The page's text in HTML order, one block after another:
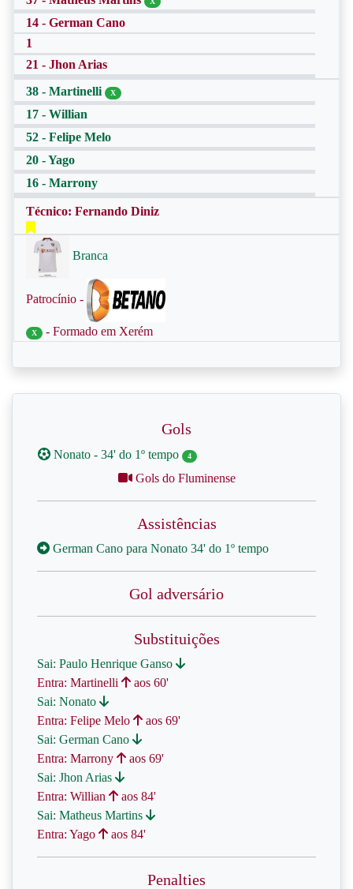
14 - German Cano
1
21 - Jhon Arias
38 - Martinelli
X
17 - Willian
52 - Felipe Melo
20 - Yago
16 - Marrony
Técnico: Fernando Diniz
Branca
Patrocínio -
X - Formado em Xerém
Gols
Nonato - 34' do 1º tempo 4
Gols do Fluminense
Assistências
German Cano para Nonato 34' do 1º tempo
Gol adversário
Substituições
Sai: Paulo Henrique Ganso
Entra: Martinelli
aos 60'
Sai: Nonato
Entra: Felipe Melo
aos 69'
Sai: German Cano
Entra: Marrony
aos 69'
Sai: Jhon Arias
Entra: Willian
aos 84'
Sai: Matheus Martins
Entra: Yago
aos 84'
Penalties